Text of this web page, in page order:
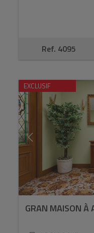
Ref. 4095
EXCLUSIF
GRAN MAISON À